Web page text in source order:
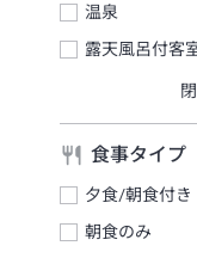
温泉
露天風呂付客
食事タイプ
夕食/朝食付き
朝食のみ